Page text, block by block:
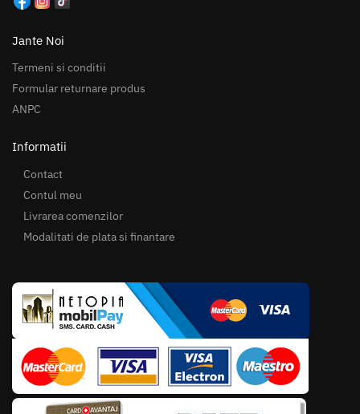
Jante Noi
Termeni si conditii
Formular returnare produs
ANPC
Informatii
Contact
Contul meu
Livrarea comenzilor
Modalitati de plata si finantare